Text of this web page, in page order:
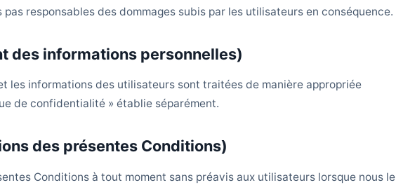
responsables des dommages subis par les utilisateurs en conséquence.
des informations personnelles)
les informations des utilisateurs sont traitées de manière appropriée
de confidentialité » établie séparément.
des présentes Conditions)
Conditions à tout moment sans préavis aux utilisateurs lorsque nous le